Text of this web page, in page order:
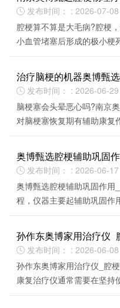
 发布时间： : 2026-07-08
腔梗算不算是大毛病?腔梗
小血管堵塞后形成的极小梗
治疗脑梗的机器奥博甄
 发布时间： : 2026-06-29
脑梗塞会头晕恶心吗?南京
对脑梗塞恢复期有辅助康复
奥博甄选腔梗辅助巩固
 发布时间： : 2026-06-17
奥博甄选腔梗辅助巩固作用
程，仪器主要起辅助巩固作
孙作东奥博家用治疗仪
 发布时间： : 2026-06-08
孙作东奥博家用治疗仪_腔
康复治疗仪通常需要在坚持